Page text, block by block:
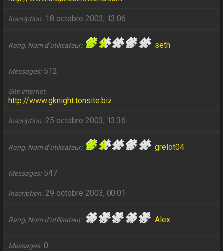
Inscription 18 octobre 2003, 13:06
Rang, Nom d’utilisateur seth
Messages 512
Site internet
http://www.gknight.tonsite.biz
Inscription 25 octobre 2003, 13:36
Rang, Nom d’utilisateur grelot04
Messages 547
Inscription 29 octobre 2003, 00:01
Rang, Nom d’utilisateur Alex
Messages 0